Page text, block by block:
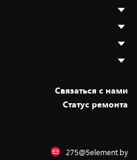
Cвязаться с нами
Статус ремонта
275@5element.by